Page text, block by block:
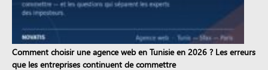
Comment choisir une agence web en Tunisie en 2026 ? Les erreurs
que les entreprises continuent de commettre